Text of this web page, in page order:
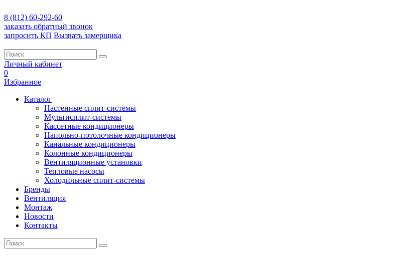
8 (812) 60-292-60
заказать обратный звонок
запросить КП Вызвать замерщика
Личный кабинет
0
Избранное
Каталог
Настенные сплит-системы
Мультисплит-системы
Кассетные кондиционеры
Напольно-потолочные кондиционеры
Канальные кондиционеры
Колонные кондиционеры
Вентиляционные установки
Тепловые насосы
Холодильные сплит-системы
Бренды
Вентиляция
Монтаж
Новости
Контакты